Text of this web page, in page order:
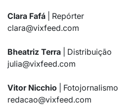
Clara Fafá | Repórter
clara@vixfeed.com
Bheatriz Terra | Distribuição
julia@vixfeed.com
Vitor Nicchio | Fotojornalismo
redacao@vixfeed.com